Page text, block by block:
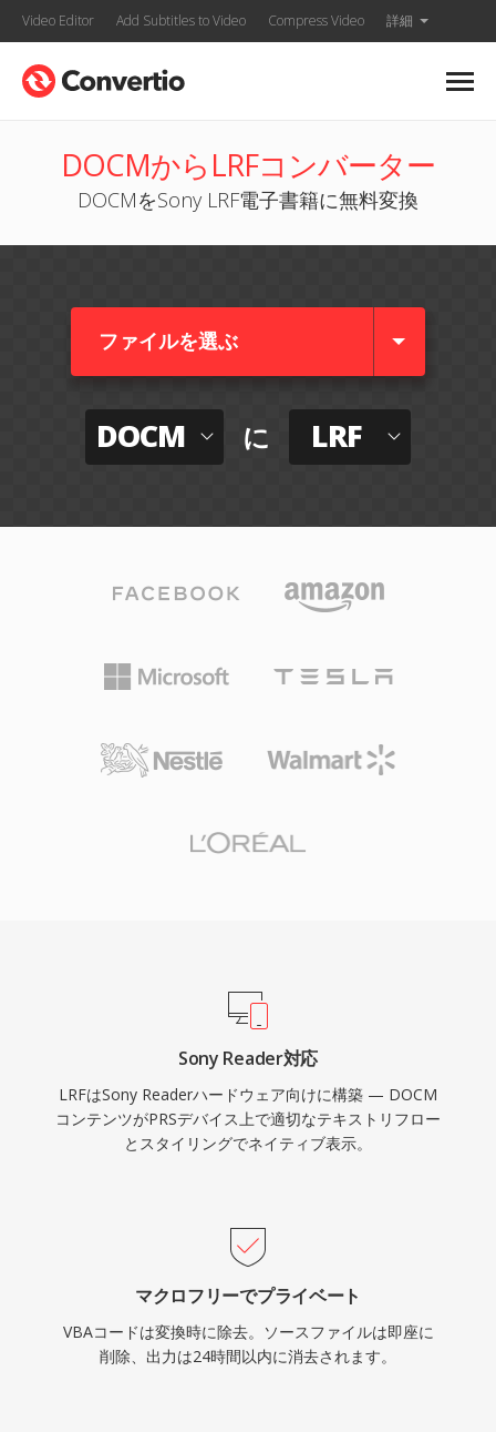
Video Editor Add Subtitles to Video Compress Video 詳細
DOCMからLRFコンバーター
DOCMをSony LRF電子書籍に無料変換
ファイルを選ぶ
DOCM に LRF
Sony Reader対応
LRFはSony Readerハードウェア向けに構築 — DOCM
コンテンツがPRSデバイス上で適切なテキストリフロー
とスタイリングでネイティブ表示。
マクロフリーでプライベート
VBAコードは変換時に除去。ソースファイルは即座に
削除、出力は24時間以内に消去されます。